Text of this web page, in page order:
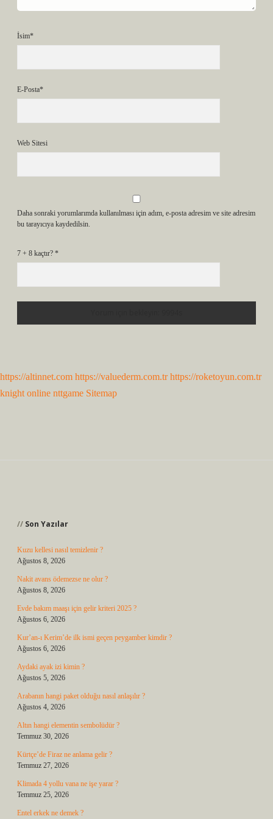
İsim*
E-Posta*
Web Sitesi
Daha sonraki yorumlarımda kullanılması için adım, e-posta adresim ve site adresim
bu tarayıcıya kaydedilsin.
7 + 8 kaçtır? *
https://altinnet.com https://valuederm.com.tr https://roketoyun.com.tr
knight online nttgame Sitemap
Son Yazılar
Kuzu kellesi nasıl temizlenir ?
Ağustos 8, 2026
Nakit avans ödemezse ne olur ?
Ağustos 8, 2026
Evde bakım maaşı için gelir kriteri 2025 ?
Ağustos 6, 2026
Kur’an-ı Kerim’de ilk ismi geçen peygamber kimdir ?
Ağustos 6, 2026
Aydaki ayak izi kimin ?
Ağustos 5, 2026
Arabanın hangi paket olduğu nasıl anlaşılır ?
Ağustos 4, 2026
Altın hangi elementin sembolüdür ?
Temmuz 30, 2026
Kürtçe’de Firaz ne anlama gelir ?
Temmuz 27, 2026
Klimada 4 yollu vana ne işe yarar ?
Temmuz 25, 2026
Entel erkek ne demek ?